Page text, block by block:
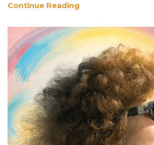
Continue Reading